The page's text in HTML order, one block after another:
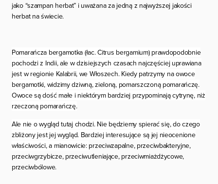
jako “szampan herbat” i uważana za jedną z najwyższej jakości
herbat na świecie.
Pomarańcza bergamotka (łac.Citrus bergamium) prawdopodobnie
pochodzi z Indii, ale w dzisiejszych czasach najczęściej uprawiana
jest w regionie Kalabrii, we Włoszech. Kiedy patrzymy na owoce
bergamotki, widzimy dziwną, zieloną, pomarszczoną pomarańczę.
Owoce są dość małe i niektórym bardziej przypominają cytrynę, niż
rzeczoną pomarańczę.
Ale nie o wygląd tutaj chodzi. Nie będziemy spierać się, do czego
zbliżony jest jej wygląd. Bardziej interesujące są jej nieocenione
właściwości, a mianowicie: przeciwzapalne, przeciwbakteryjne,
przeciwgrzybicze, przeciwutleniające, przeciwmiażdżycowe,
przeciwbólowe.